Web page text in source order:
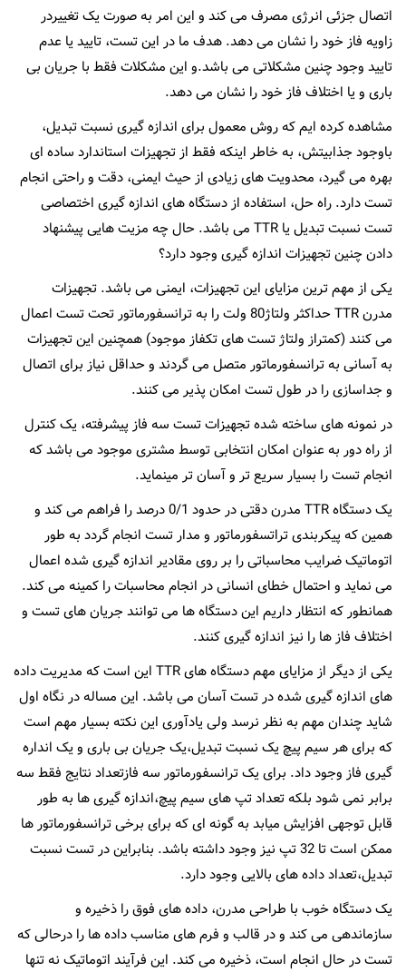
اتصال جزئی انرژی مصرف می کند و این امر به صورت یک تغییردر
زاویه فاز خود را نشان می دهد. هدف ما در این تست، تایید یا عدم
تایید وجود چنین مشکلاتی می باشد.و این مشکلات فقط با جریان بی
باری و یا اختلاف فاز خود را نشان می دهد.
مشاهده کرده ایم که روش معمول برای اندازه گیری نسبت تبدیل،
باوجود جذابیتش، به خاطر اینکه فقط از تجهیزات استاندارد ساده ای
بهره می گیرد، محدویت های زیادی از حیث ایمنی، دقت و راحتی انجام
تست دارد. راه حل، استفاده از دستگاه های اندازه گیری اختصاصی
تست نسبت تبدیل یا TTR می باشد. حال چه مزیت هایی پیشنهاد
دادن چنین تجهیزات اندازه گیری وجود دارد؟
یکی از مهم ترین مزایای این تجهیزات، ایمنی می باشد. تجهیزات
مدرن TTR حداکثر ولتاژ80 ولت را به ترانسفورماتور تحت تست اعمال
می کنند (کمتراز ولتاژ تست های تکفاز موجود) همچنین این تجهیزات
به آسانی به ترانسفورماتور متصل می گردند و حداقل نیاز برای اتصال
و جداسازی را در طول تست امکان پذیر می کنند.
در نمونه های ساخته شده تجهیزات تست سه فاز پیشرفته، یک کنترل
از راه دور به عنوان امکان انتخابی توسط مشتری موجود می باشد که
انجام تست را بسیار سریع تر و آسان تر مینماید.
یک دستگاه TTR مدرن دقتی در حدود 0/1 درصد را فراهم می کند و
همین که پیکربندی تراتسفورماتور و مدار تست انجام گردد به طور
اتوماتیک ضرایب محاسباتی را بر روی مقادیر اندازه گیری شده اعمال
می نماید و احتمال خطای انسانی در انجام محاسبات را کمینه می کند.
همانطور که انتظار داریم این دستگاه ها می توانند جریان های تست و
اختلاف فاز ها را نیز اندازه گیری کنند.
یکی از دیگر از مزایای مهم دستگاه های TTR این است که مدیریت داده
های اندازه گیری شده در تست آسان می باشد. این مساله در نگاه اول
شاید چندان مهم به نظر نرسد ولی یادآوری این نکته بسیار مهم است
که برای هر سیم پیچ یک نسبت تبدیل،یک جریان بی باری و یک انداره
گیری فاز وجود داد. برای یک ترانسفورماتور سه فازتعداد نتایج فقط سه
برابر نمی شود بلکه تعداد تپ های سیم پیچ،اندازه گیری ها به طور
قابل توجهی افزایش میابد به گونه ای که برای برخی ترانسفورماتور ها
ممکن است تا 32 تپ نیز وجود داشته باشد. بنابراین در تست نسبت
تبدیل،تعداد داده های بالایی وجود دارد.
یک دستگاه خوب با طراحی مدرن، داده های فوق را ذخیره و
سازماندهی می کند و در قالب و فرم های مناسب داده ها را درحالی که
تست در حال انجام است، ذخیره می کند. این فرآیند اتوماتیک نه تنها